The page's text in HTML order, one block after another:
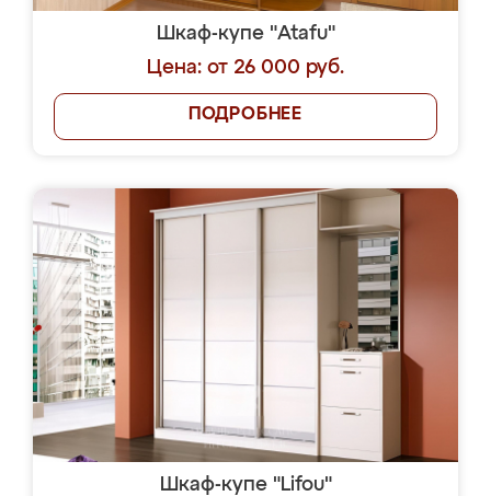
Шкаф-купе "Atafu"
Цена: от 26 000 руб.
ПОДРОБНЕЕ
Шкаф-купе "Lifou"